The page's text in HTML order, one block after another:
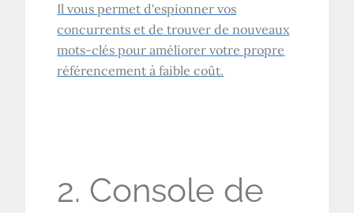
Il vous permet d'espionner vos
concurrents et de trouver de nouveaux
mots-clés pour améliorer votre propre
référencement à faible coût.
2. Console de